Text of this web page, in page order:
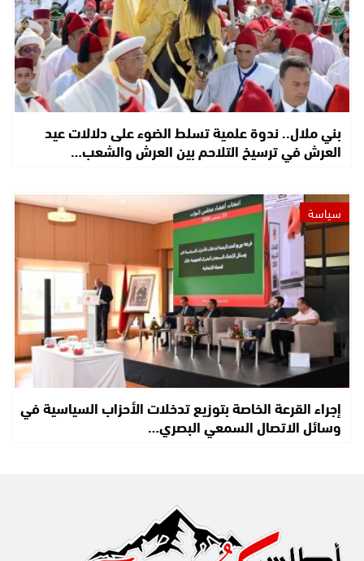
بني ملال.. ندوة علمية تسلط الضوء على دلالات عيد
العرش في ترسيخ التلاحم بين العرش والشعب…
سياسة
إجراء القرعة الخاصة بتوزيع تدخلات الأحزاب السياسية في
وسائل الاتصال السمعي البصري…